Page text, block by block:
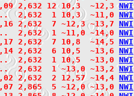
2,632 12 10,3  ~12,3 NWI
2,632  1 10,3  ~11,0 NWI
2,632  7 ~12,3 ~13,7 NWI
2,632  1 ~11,0 ~14,0 NWI
2,632  7 10,8  ~14,5 NWI
2,632  6 10,5  ~13,6 NWI
2,632  1 10,5  ~13,0 NWI
2,632  1 ~13,0 ~13,2 NWI
2,632  2 12,57 ~14,4 NWI
2,865  5 ~12,0 ~13,0 NWI